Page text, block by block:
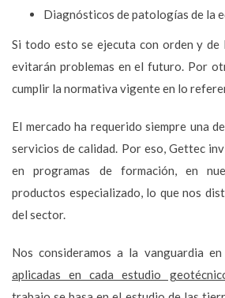
Diagnósticos de patologías de la
Si todo esto se ejecuta con orden y de
evitarán problemas en el futuro. Por
cumplir la normativa vigente en lo
El mercado ha requerido siempre una
servicios de calidad. Por eso, Gettec
en programas de formación, en
productos especializado, lo que nos
del sector.
Nos consideramos a la vanguardia en
aplicadas en cada estudio